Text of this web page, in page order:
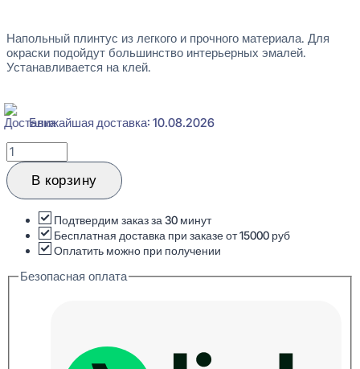
Напольный плинтус из легкого и прочного материала. Для
окраски подойдут большинство интерьерных эмалей.
Устанавливается на клей.
Ближайшая доставка: 10.08.2026
Количество
товара
Cosca
Decor
Плинтус
напольный
15x99x2000
В корзину
Подтвердим заказ за 30 минут
Бесплатная доставка при заказе от 15000 руб
Оплатить можно при получении
Безопасная оплата